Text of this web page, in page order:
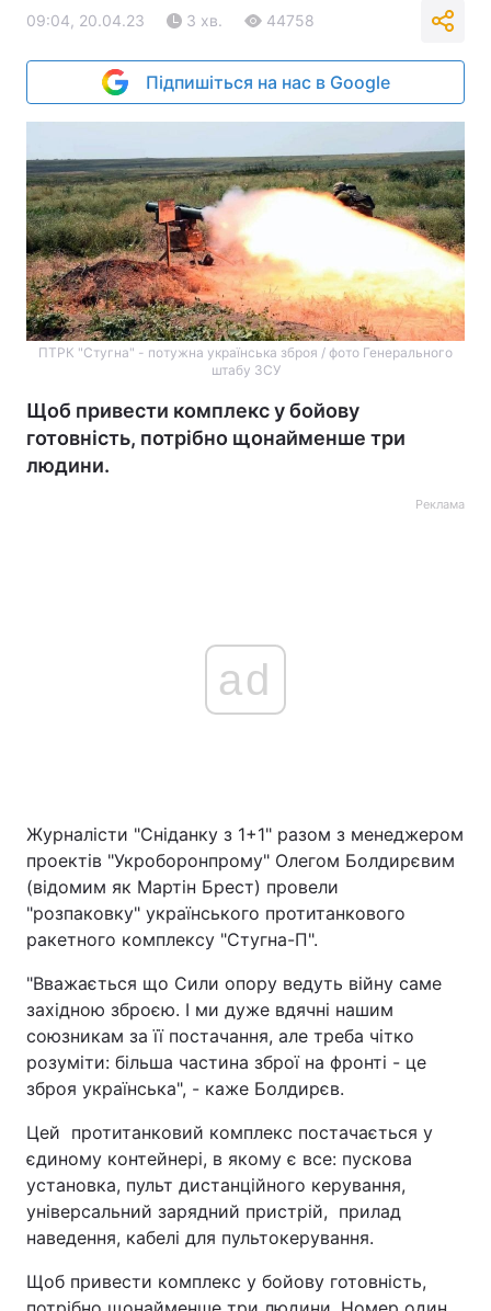
09:04, 20.04.23 3 хв. 44758
Підпишіться на нас в Google
ПТРК "Стугна" - потужна українська зброя / фото Генерального
штабу ЗСУ
Щоб привести комплекс у бойову
готовність, потрібно щонайменше три
людини.
Реклама
ad
Журналісти "Сніданку з 1+1" разом з менеджером
проектів "Укроборонпрому" Олегом Болдирєвим
(відомим як Мартін Брест) провели
"розпаковку" українського протитанкового
ракетного комплексу "Стугна-П".
"Вважається що Сили опору ведуть війну саме
західною зброєю. І ми дуже вдячні нашим
союзникам за її постачання, але треба чітко
розуміти: більша частина зброї на фронті - це
зброя українська", - каже Болдирєв.
Цей протитанковий комплекс постачається у
єдиному контейнері, в якому є все: пускова
установка, пульт дистанційного керування,
універсальний зарядний пристрій, прилад
наведення, кабелі для пультокерування.
Щоб привести комплекс у бойову готовність,